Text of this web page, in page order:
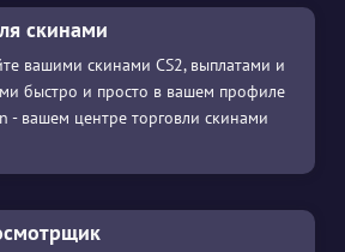
скинами
вашими скинами CS2, выплатами и
быстро и просто в вашем профиле
- вашем центре торговли скинами